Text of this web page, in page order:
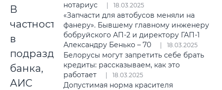
В
частности,
в
подразделениях
банка,
АИС
нотариус
18.03.2025
«Запчасти для автобусов меняли на
фанеру». Бывшему главному инженеру
бобруйского АП-2 и директору ГАП-1
Александру Бенько – 70
18.03.2025
Белорусы могут запретить себе брать
кредиты: рассказываем, как это
работает
18.03.2025
Допустимая норма красителя